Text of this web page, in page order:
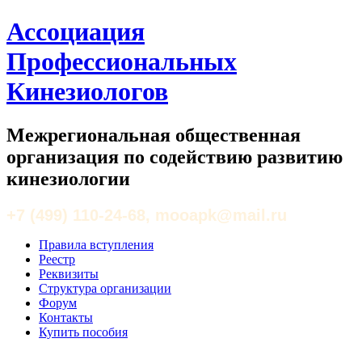
Ассоциация
Профессиональных
Кинезиологов
Межрегиональная общественная
организация по содействию развитию
кинезиологии
+7 (499) 110-24-68, mooapk@mail.ru
Правила вступления
Реестр
Реквизиты
Структура организации
Форум
Контакты
Купить пособия